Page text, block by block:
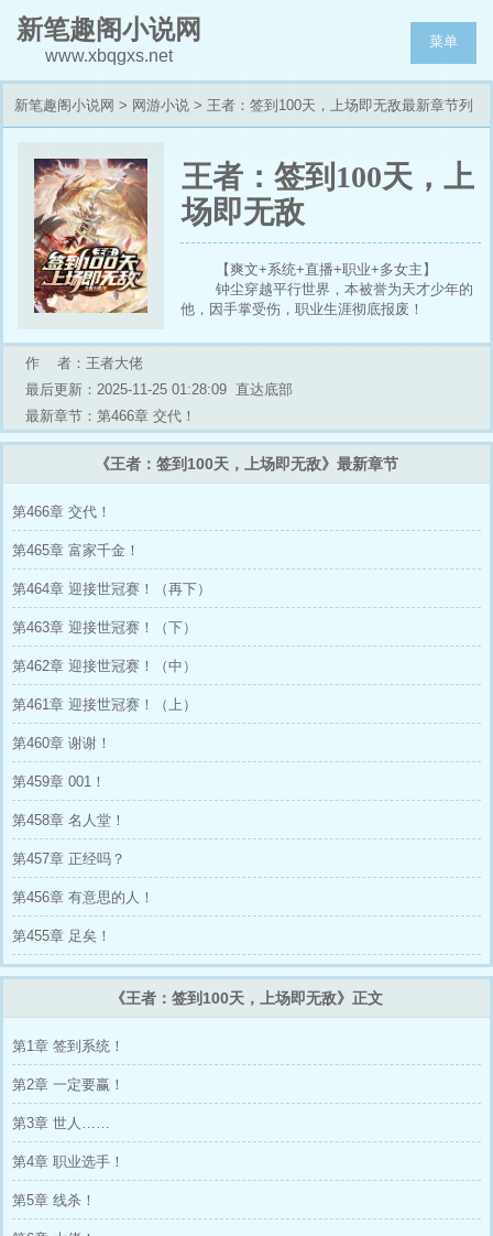
新笔趣阁小说网
www.xbqgxs.net
菜单
新笔趣阁小说网 > 网游小说 > 王者：签到100天，上场即无敌最新章节列
王者：签到100天，上
场即无敌
【爽文+系统+直播+职业+多女主】
钟尘穿越平行世界，本被誉为天才少年的
他，因手掌受伤，职业生涯彻底报废！
钟尘被全网谩骂。
好如初，每天完成签到任务，更能获得英雄的神
级操作和理解。
至此，签到了100天的钟尘几乎全位置无
敌，一步步走向了巅峰！
他是代练界的神话，拥有着100%的好评
率！
者！
评为这个游戏的尽头……
任何短板！”
一诺：“能当他的队友，我很幸运！”
出了三个天才，可从未有人想过，这‘三个’天才
竟是同一个人！”
作 者：王者大佬
最后更新：2025-11-25 01:28:09 直达底部
最新章节：第466章 交代！
《王者：签到100天，上场即无敌》最新章节
第466章 交代！
第465章 富家千金！
第464章 迎接世冠赛！（再下）
第463章 迎接世冠赛！（下）
第462章 迎接世冠赛！（中）
第461章 迎接世冠赛！（上）
第460章 谢谢！
第459章 001！
第458章 名人堂！
第457章 正经吗？
第456章 有意思的人！
第455章 足矣！
《王者：签到100天，上场即无敌》正文
第1章 签到系统！
第2章 一定要赢！
第3章 世人……
第4章 职业选手！
第5章 线杀！